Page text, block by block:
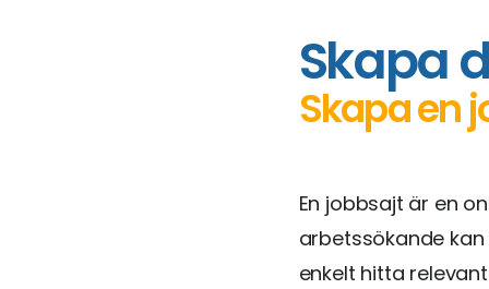
Skapa
Skapa en
En jobbsajt är en
arbetssökande
enkelt hitta